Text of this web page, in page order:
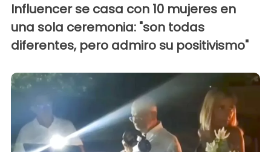
Influencer se casa con 10 mujeres en
una sola ceremonia: "son todas
diferentes, pero admiro su positivismo"